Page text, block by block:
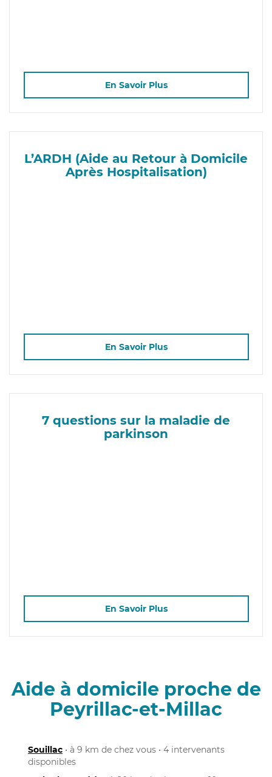
En Savoir Plus
L’ARDH (Aide au Retour à Domicile
Après Hospitalisation)
En Savoir Plus
7 questions sur la maladie de
parkinson
En Savoir Plus
Aide à domicile proche de
Peyrillac-et-Millac
Souillac • à 9 km de chez vous • 4 intervenants
disponibles